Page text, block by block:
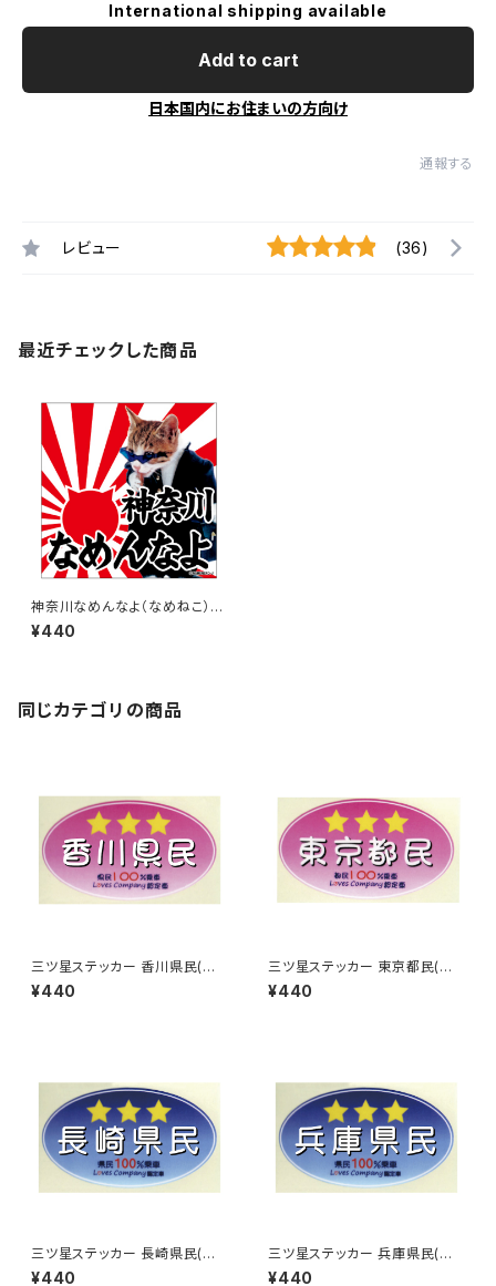
International shipping available
Add to cart
日本国内にお住まいの方向け
通報する
レビュー (36)
最近チェックした商品
神奈川なめんなよ（なめねこ）ご
当地ステッカー A-18
¥440
同じカテゴリの商品
三ツ星ステッカー 香川県民(ピ
ンク)
¥440
三ツ星ステッカー 東京都民(ピ
ンク)
¥440
三ツ星ステッカー 長崎県民(ブ
ルー)
¥440
三ツ星ステッカー 兵庫県民(ブ
ルー)
¥440